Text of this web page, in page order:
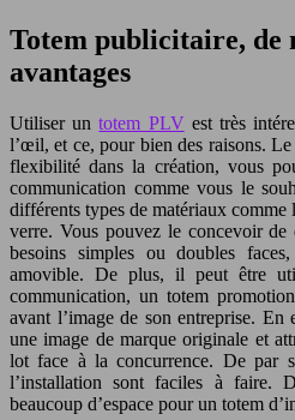
Totem publicitaire, de
avantages
Utiliser untotem PLVest très
l’œil, et ce, pour bien des raisons.
flexibilité dans la création, vous
communication comme vous le
différents types de matériaux
verre. Vous pouvez le concevoir de
besoins simples ou doubles
amovible. De plus, il peut être
communication, un totem
avant l’image de son entreprise.
une image de marque originale et
lot face à la concurrence. De par
l’installation sont faciles à faire.
beaucoup d’espace pour un totem